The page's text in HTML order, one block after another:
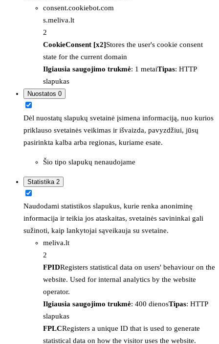
consent.cookiebot.com
s.meliva.lt
2
CookieConsent [x2]Stores the user's cookie consent
state for the current domain
Ilgiausia saugojimo trukmė: 1 metaiTipas: HTTP
slapukas
Nuostatos 0
Dėl nuostatų slapukų svetainė įsimena informaciją, nuo kurios
priklauso svetainės veikimas ir išvaizda, pavyzdžiui, jūsų
pasirinkta kalba arba regionas, kuriame esate.
Šio tipo slapukų nenaudojame
Statistika 2
Naudodami statistikos slapukus, kurie renka anoniminę
informacija ir teikia jos ataskaitas, svetainės savininkai gali
sužinoti, kaip lankytojai sąveikauja su svetaine.
meliva.lt
2
FPIDRegisters statistical data on users' behaviour on the
website. Used for internal analytics by the website
operator.
Ilgiausia saugojimo trukmė: 400 dienosTipas: HTTP
slapukas
FPLCRegisters a unique ID that is used to generate
statistical data on how the visitor uses the website.